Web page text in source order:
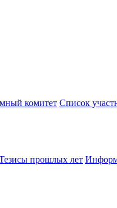
комитет Список
прошлых лет